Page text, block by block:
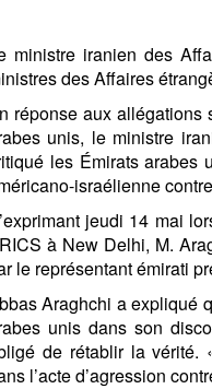
ministre iranien des
des Affaires
réponse aux allégations
unis, le ministre
les Émirats arabes
israélienne
jeudi 14 mai
à New Delhi, M.
le représentant émirati
Araghchi a expliqué
unis dans son
de rétablir la vérité.
l’acte d’agression